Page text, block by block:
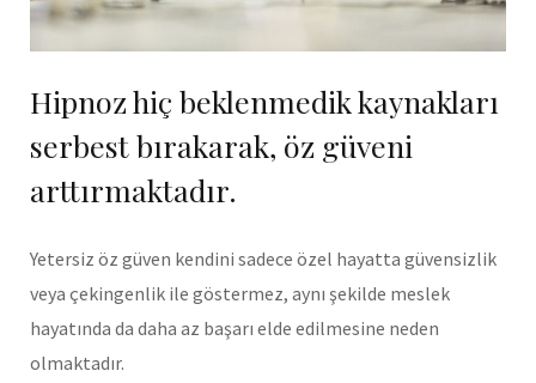
Hipnoz hiç beklenmedik kaynakları
serbest bırakarak, öz güveni
arttırmaktadır.
Yetersiz öz güven kendini sadece özel hayatta güvensizlik
veya çekingenlik ile göstermez, aynı şekilde meslek
hayatında da daha az başarı elde edilmesine neden
olmaktadır.